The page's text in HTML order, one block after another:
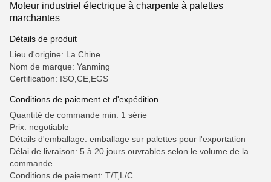
Moteur industriel électrique à charpente à palettes
marchantes
Détails de produit
Lieu d'origine: La Chine
Nom de marque: Yanming
Certification: ISO,CE,EGS
Conditions de paiement et d'expédition
Quantité de commande min: 1 série
Prix: negotiable
Détails d'emballage: emballage sur palettes pour l'exportation
Délai de livraison: 5 à 20 jours ouvrables selon le volume de la
commande
Conditions de paiement: T/T,L/C